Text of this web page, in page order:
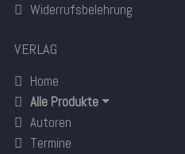
Widerrufsbelehrung
VERLAG
Home
Alle Produkte
Autoren
Termine